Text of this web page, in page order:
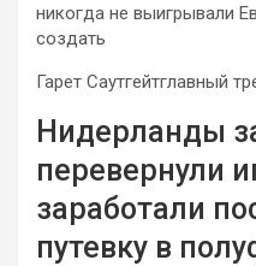
никогда не выигрывали
создать
Гарет Саутгейтглавный
Нидерланды
перевернули
заработали
путевку в